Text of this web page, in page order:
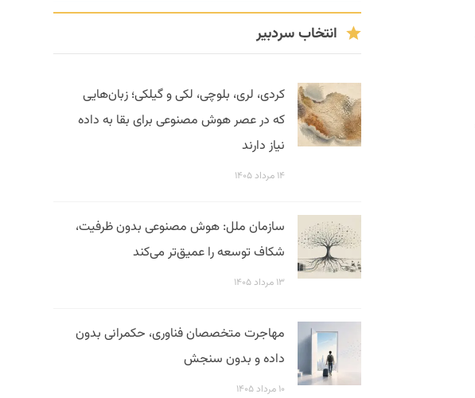
انتخاب سردبیر
کردی، لری، بلوچی، لکی و گیلکی؛ زبان‌هایی
که در عصر هوش مصنوعی برای بقا به داده
نیاز دارند
۱۴ مرداد ۱۴۰۵
سازمان ملل: هوش مصنوعی بدون ظرفیت،
شکاف توسعه را عمیق‌تر می‌کند
۱۳ مرداد ۱۴۰۵
مهاجرت متخصصان فناوری، حکمرانی بدون
داده و بدون سنجش
۱۰ مرداد ۱۴۰۵